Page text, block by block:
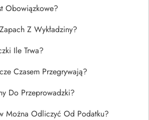
Obowiązkowe?
Z Wykładziny?
Ile Trwa?
Czasem Przegrywają?
Do Przeprowadzki?
Można Odliczyć Od Podatku?